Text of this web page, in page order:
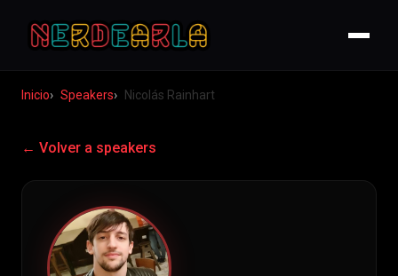
Inicio Speakers Nicolás Rainhart
← Volver a speakers